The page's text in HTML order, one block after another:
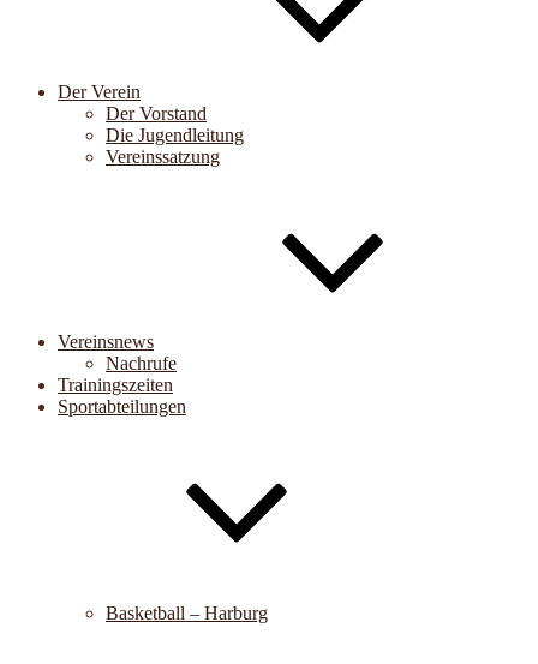
Der Verein
Der Vorstand
Die Jugendleitung
Vereinssatzung
Vereinsnews
Nachrufe
Trainingszeiten
Sportabteilungen
Basketball – Harburg